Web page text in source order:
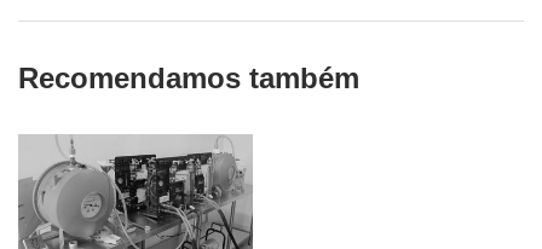
Recomendamos também